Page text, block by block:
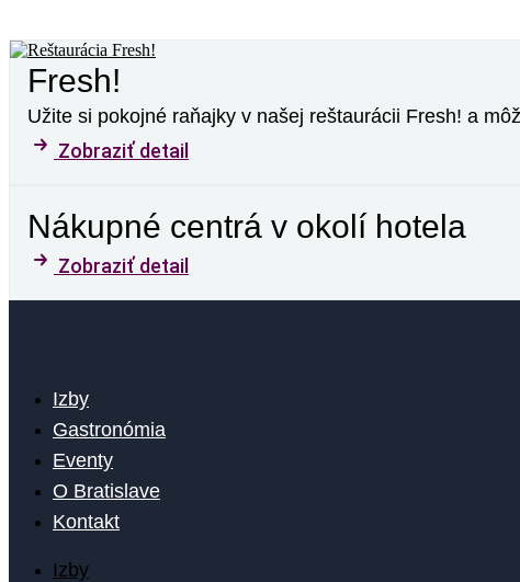
Fresh!
Užite si pokojné raňajky v našej reštaurácii Fresh! a
Zobraziť detail
Nákupné centrá v okolí hotela
Zobraziť detail
Izby
Gastronómia
Eventy
O Bratislave
Kontakt
Izby